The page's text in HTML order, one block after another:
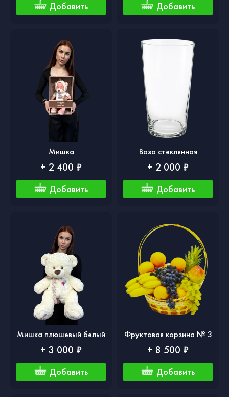
Добавить Добавить
Мишка
+ 2 400 ₽
Добавить
Ваза стеклянная
+ 2 000 ₽
Добавить
Мишка плюшевый белый
+ 3 000 ₽
Добавить
Фруктовая корзина № 3
+ 8 500 ₽
Добавить